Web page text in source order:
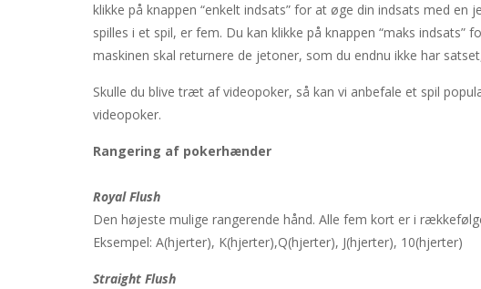
Alfy.dk: Gratis online underholdning -Med
klikke på knappen “enkelt indsats” for at øge din indsats med
spilles i et spil, er fem. Du kan klikke på knappen “maks
maskinen skal returnere de jetoner, som du endnu ikke har
Skulle du blive træt af videopoker, så kan vi anbefale et spil
videopoker.
Rangering af pokerhænder
Royal Flush
Den højeste mulige rangerende hånd. Alle fem kort er i
Eksempel: A(hjerter), K(hjerter),Q(hjerter), J(hjerter), 10(hjerter)
Straight Flush